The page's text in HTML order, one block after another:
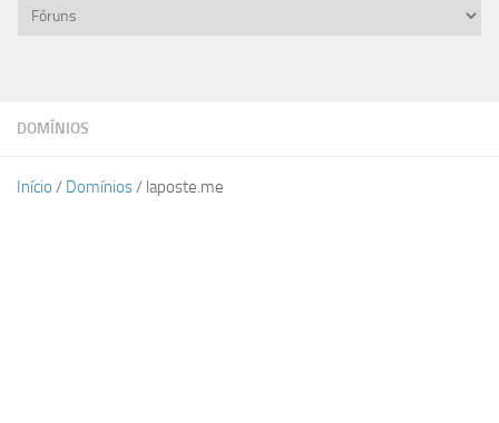
DOMÍNIOS
Início / Domínios/ laposte.me